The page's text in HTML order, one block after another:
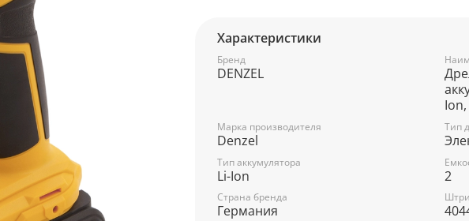
Характеристики
Бренд
DENZEL
Марка производителя
Denzel
Тип
Тип аккумулятора
Li-Ion 2
Страна бренда
Германия